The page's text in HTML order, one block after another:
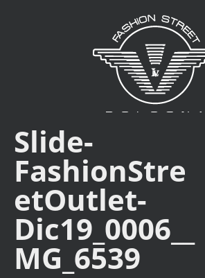
Slide-
FashionStre
etOutlet-
Dic19_0006__
MG_6539